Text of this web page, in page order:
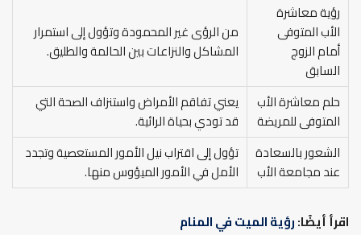
رؤية معاشرة
الأب المتوفى
أمام الزوج
السابق
من الرؤى غير المحمودة وتؤول إلى استمرار
المشاكل والنزاعات بين الحالمة والطليق.
حلم معاشرة الأب
المتوفى للمريضة
يعني تفاقم الأمراض واستنزاف الصحة التي
قد تودي بحياة الرائية.
الشعور بالسعادة
عند مجامعة الأب
تؤول إلى اقتراب نيل الأمور المستعصية وتجدد
الأمل في الأمور الميؤوس منها.
اقرأ أيضًا:رؤية الميت في المنام